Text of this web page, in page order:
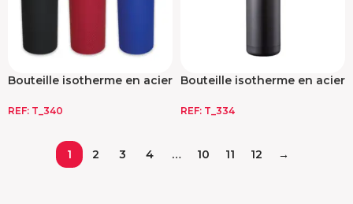
Bouteille isotherme en acier
REF: T_340
Bouteille isotherme en acier
REF: T_334
1 2 3 4 … 10 11 12 →